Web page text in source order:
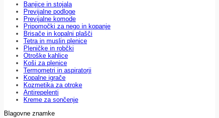
Banjice in stojala
Previjalne podloge
Previjalne komode
Pripomočki za nego in kopanje
Brisače in kopalni plašči
Tetra in muslin plenice
Pleničke in robčki
Otroške kahlice
Koši za plenice
Termometri in aspiratorji
Kopalne igrače
Kozmetika za otroke
Antirepelenti
Kreme za sončenje
Blagovne znamke